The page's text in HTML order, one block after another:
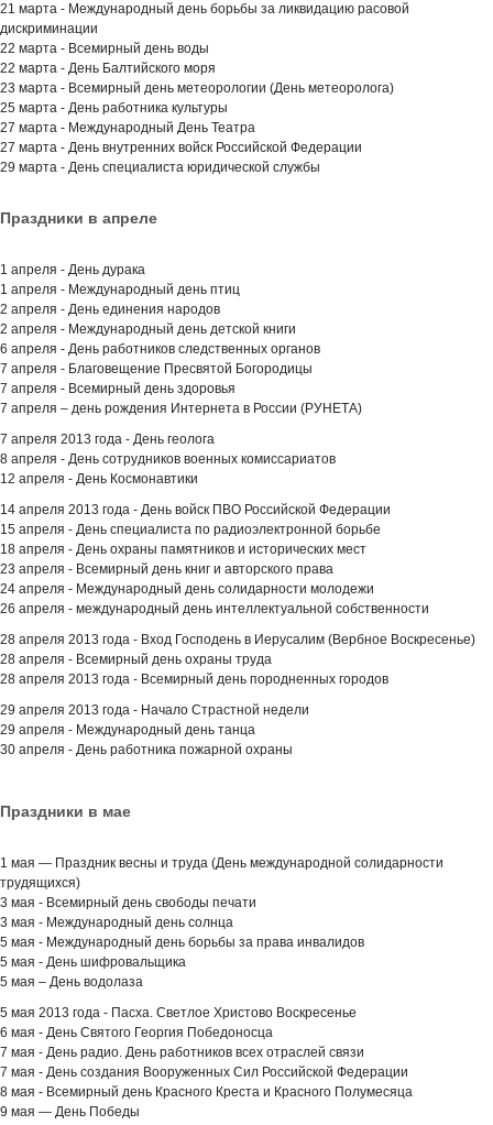
21 марта - Международный день борьбы за ликвидацию расовой
дискриминации
22 марта - Всемирный день воды
22 марта - День Балтийского моря
23 марта - Всемирный день метеорологии (День метеоролога)
25 марта - День работника культуры
27 марта - Международный День Театра
27 марта - День внутренних войск Российской Федерации
29 марта - День специалиста юридической службы
Праздники в апреле
1 апреля - День дурака
1 апреля - Международный день птиц
2 апреля - День единения народов
2 апреля - Международный день детской книги
6 апреля - День работников следственных органов
7 апреля - Благовещение Пресвятой Богородицы
7 апреля - Всемирный день здоровья
7 апреля – день рождения Интернета в России (РУНЕТА)
7 апреля 2013 года - День геолога
8 апреля - День сотрудников военных комиссариатов
12 апреля - День Космонавтики
14 апреля 2013 года - День войск ПВО Российской Федерации
15 апреля - День специалиста по радиоэлектронной борьбе
18 апреля - День охраны памятников и исторических мест
23 апреля - Всемирный день книг и авторского права
24 апреля - Международный день солидарности молодежи
26 апреля - международный день интеллектуальной собственности
28 апреля 2013 года - Вход Господень в Иерусалим (Вербное Воскресенье)
28 апреля - Всемирный день охраны труда
28 апреля 2013 года - Всемирный день породненных городов
29 апреля 2013 года - Начало Страстной недели
29 апреля - Международный день танца
30 апреля - День работника пожарной охраны
Праздники в мае
1 мая — Праздник весны и труда (День международной солидарности
трудящихся)
3 мая - Всемирный день свободы печати
3 мая - Международный день солнца
5 мая - Международный день борьбы за права инвалидов
5 мая - День шифровальщика
5 мая – День водолаза
5 мая 2013 года - Пасха. Светлое Христово Воскресенье
6 мая - День Святого Георгия Победоносца
7 мая - День радио. День работников всех отраслей связи
7 мая - День создания Вооруженных Сил Российской Федерации
8 мая - Всемирный день Красного Креста и Красного Полумесяца
9 мая — День Победы